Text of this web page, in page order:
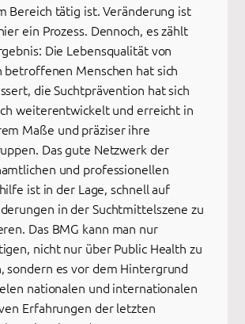
Bereich tätig ist. Veränderung ist
ein Prozess. Dennoch, es zählt
Die Lebensqualität von
betroffenen Menschen hat sich
die Suchtprävention hat sich
weiterentwickelt und erreicht in
Maße und präziser ihre
Das gute Netzwerk der
und professionellen
ist in der Lage, schnell auf
in der Suchtmittelszene zu
Das BMG kann man nur
nicht nur über Public Health zu
sondern es vor dem Hintergrund
nationalen und internationalen
Erfahrungen der letzten